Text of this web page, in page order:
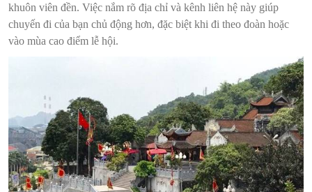
khuôn viên đền. Việc nắm rõ địa chỉ và kênh liên hệ này giúp
chuyến đi của bạn chủ động hơn, đặc biệt khi đi theo đoàn hoặc
vào mùa cao điểm lễ hội.